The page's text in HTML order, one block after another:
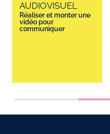
AUDIOVISUEL
Réaliser et monter une
vidéo pour
communiquer